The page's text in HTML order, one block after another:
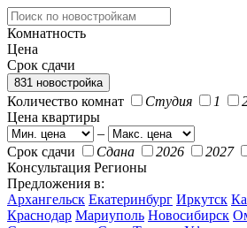
Комнатность
Цена
Срок сдачи
831 новостройка
Количество комнат Студия 1
Цена квартиры
–
Срок сдачи
Сдана 2026 2027
Консультация Регионы
Предложения в:
Архангельск Екатеринбург Иркутск
Краснодар Мариуполь Новосибирск